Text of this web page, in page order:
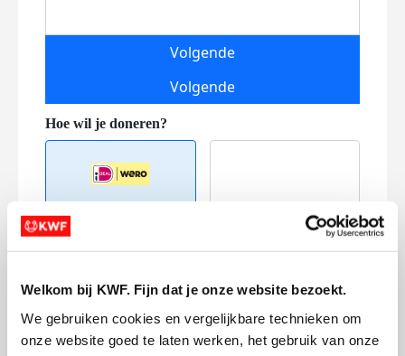
Welkom bij KWF. Fijn dat je onze website bezoekt.
We gebruiken cookies en vergelijkbare technieken om
onze website goed te laten werken, het gebruik van onze
Volgende
Volgende
Referentie